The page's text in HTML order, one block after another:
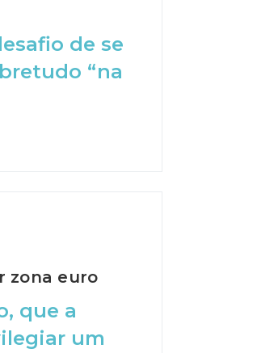
de se
“na
zona euro
que a
um